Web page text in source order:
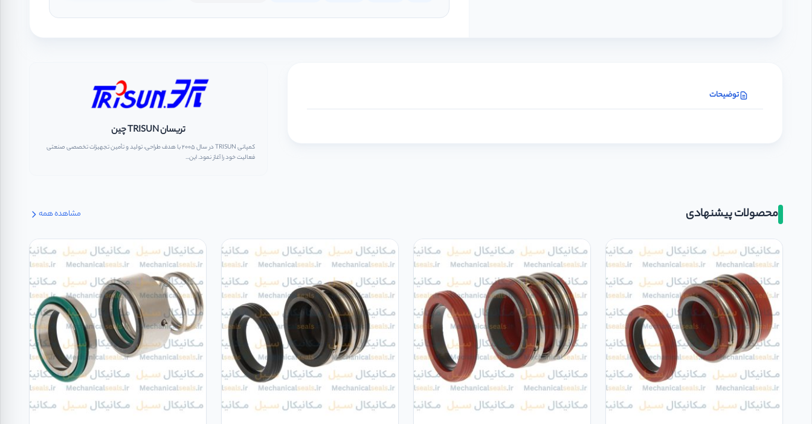
توضیحات
تریسان TRISUN چین
کمپانی TRISUN در سال 2005 با هدف طراحی، تولید و تأمین تجهیزات تخصصی صنعتی
فعالیت خود را آغاز نمود. این...
محصولات پیشنهادی مشاهده همه